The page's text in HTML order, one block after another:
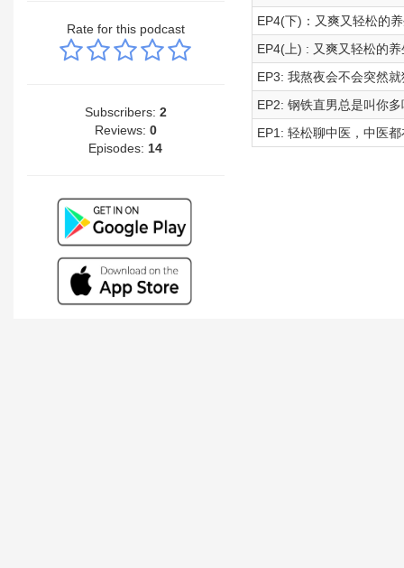
Rate for this podcast
Subscribers: 2
Reviews: 0
Episodes: 14
EP4(下)：又爽又轻松的
EP4(上) : 又爽又轻松的
EP3: 我熬夜会不会突然
EP2: 钢铁直男总是叫你
EP1: 轻松聊中医，中医